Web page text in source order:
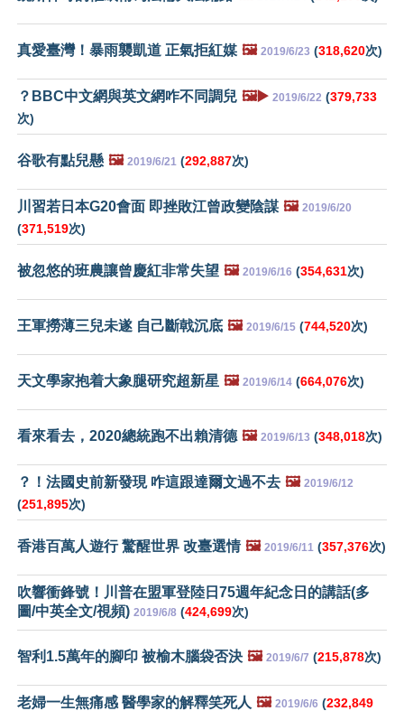
真愛臺灣！暴雨襲凱道 正氣拒紅媒 🖼️ 2019/6/23 (318,620次)
？BBC中文網與英文網咋不同調兒 🖼️▶️ 2019/6/22 (379,733
次)
谷歌有點兒懸 🖼️ 2019/6/21 (292,887次)
川習若日本G20會面 即挫敗江曾政變陰謀 🖼️ 2019/6/20
(371,519次)
被忽悠的班農讓曾慶紅非常失望 🖼️ 2019/6/16 (354,631次)
王軍撈薄三兒未遂 自己斷戟沉底 🖼️ 2019/6/15 (744,520次)
天文學家抱着大象腿研究超新星 🖼️ 2019/6/14 (664,076次)
看來看去，2020總統跑不出賴清德 🖼️ 2019/6/13 (348,018次)
？！法國史前新發現 咋這跟達爾文過不去 🖼️ 2019/6/12
(251,895次)
香港百萬人遊行 驚醒世界 改臺選情 🖼️ 2019/6/11 (357,376次)
吹響衝鋒號！川普在盟軍登陸日75週年紀念日的講話(多
圖/中英全文/視頻) 2019/6/8 (424,699次)
智利1.5萬年的腳印 被榆木腦袋否決 🖼️ 2019/6/7 (215,878次)
老婦一生無痛感 醫學家的解釋笑死人 🖼️ 2019/6/6 (232,849